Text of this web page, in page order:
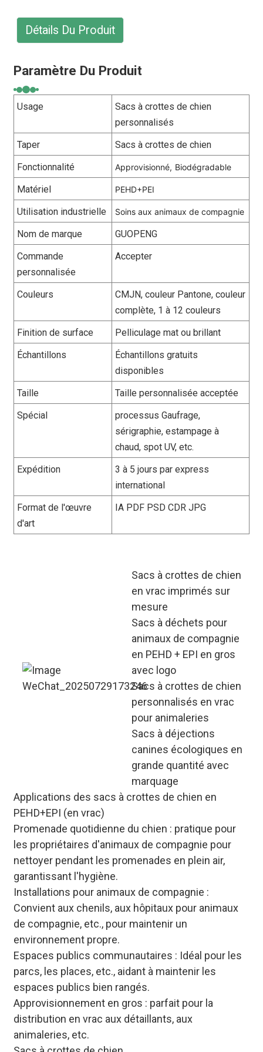
Détails Du Produit
Paramètre Du Produit
Usage
Sacs à crottes de chien
personnalisés
Taper
Sacs à crottes de chien
Fonctionnalité
Approvisionné, Biodégradable
Matériel PEHD+PEI
Utilisation industrielle Soins aux animaux de compagnie
Nom de marque
GUOPENG
Commande
personnalisée
Accepter
Couleurs
CMJN, couleur Pantone, couleur
complète, 1 à 12 couleurs
Finition de surface
Pelliculage mat ou brillant
Échantillons
Échantillons gratuits
disponibles
Taille
Taille personnalisée acceptée
Spécial
processus Gaufrage,
sérigraphie, estampage à
chaud, spot UV, etc.
Expédition
3 à 5 jours par express
international
Format de l'œuvre
d'art
IA PDF PSD CDR JPG
Sacs à crottes de chien
en vrac imprimés sur
mesure
Sacs à déchets pour
animaux de compagnie
en PEHD + EPI en gros
avec logo
Sacs à crottes de chien
personnalisés en vrac
pour animaleries
Sacs à déjections
canines écologiques en
grande quantité avec
marquage
Applications des sacs à crottes de chien en
PEHD+EPI (en vrac)
Promenade quotidienne du chien : pratique pour
les propriétaires d'animaux de compagnie pour
nettoyer pendant les promenades en plein air,
garantissant l'hygiène.
Installations pour animaux de compagnie :
Convient aux chenils, aux hôpitaux pour animaux
de compagnie, etc., pour maintenir un
environnement propre.
Espaces publics communautaires : Idéal pour les
parcs, les places, etc., aidant à maintenir les
espaces publics bien rangés.
Approvisionnement en gros : parfait pour la
distribution en vrac aux détaillants, aux
animaleries, etc.